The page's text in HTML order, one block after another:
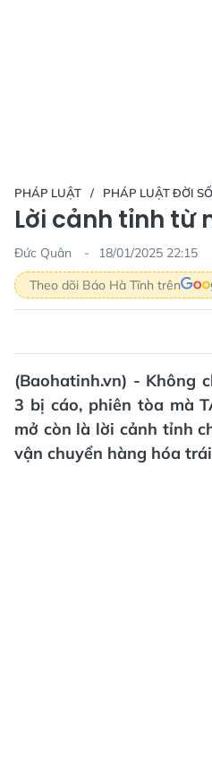
PHÁP LUẬT PHÁP LUẬT ĐỜI
Lời cảnh tỉnh từ
Đức Quân
18/01/2025 22:15
Theo dõi Báo Hà Tĩnh trên
(Baohatinh.vn) - Không
3 bị cáo, phiên tòa mà
mở còn là lời cảnh tỉnh
vận chuyển hàng hóa